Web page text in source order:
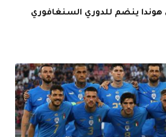
كيسوكي هوندا ينضم للدوري السنغافوري